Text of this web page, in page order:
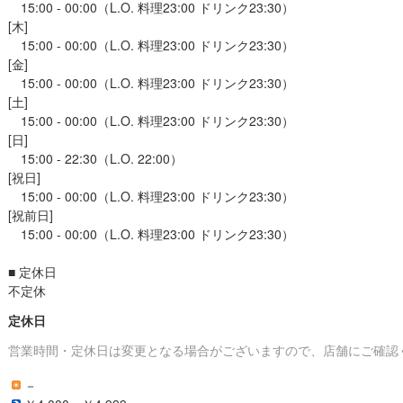
15:00 - 00:00（L.O. 料理23:00 ドリンク23:30）
[木]
15:00 - 00:00（L.O. 料理23:00 ドリンク23:30）
[金]
15:00 - 00:00（L.O. 料理23:00 ドリンク23:30）
[土]
15:00 - 00:00（L.O. 料理23:00 ドリンク23:30）
[日]
15:00 - 22:30（L.O. 22:00）
[祝日]
15:00 - 00:00（L.O. 料理23:00 ドリンク23:30）
[祝前日]
15:00 - 00:00（L.O. 料理23:00 ドリンク23:30）
■ 定休日
不定休
定休日
営業時間・定休日は変更となる場合がございますので、店舗にご確認
－